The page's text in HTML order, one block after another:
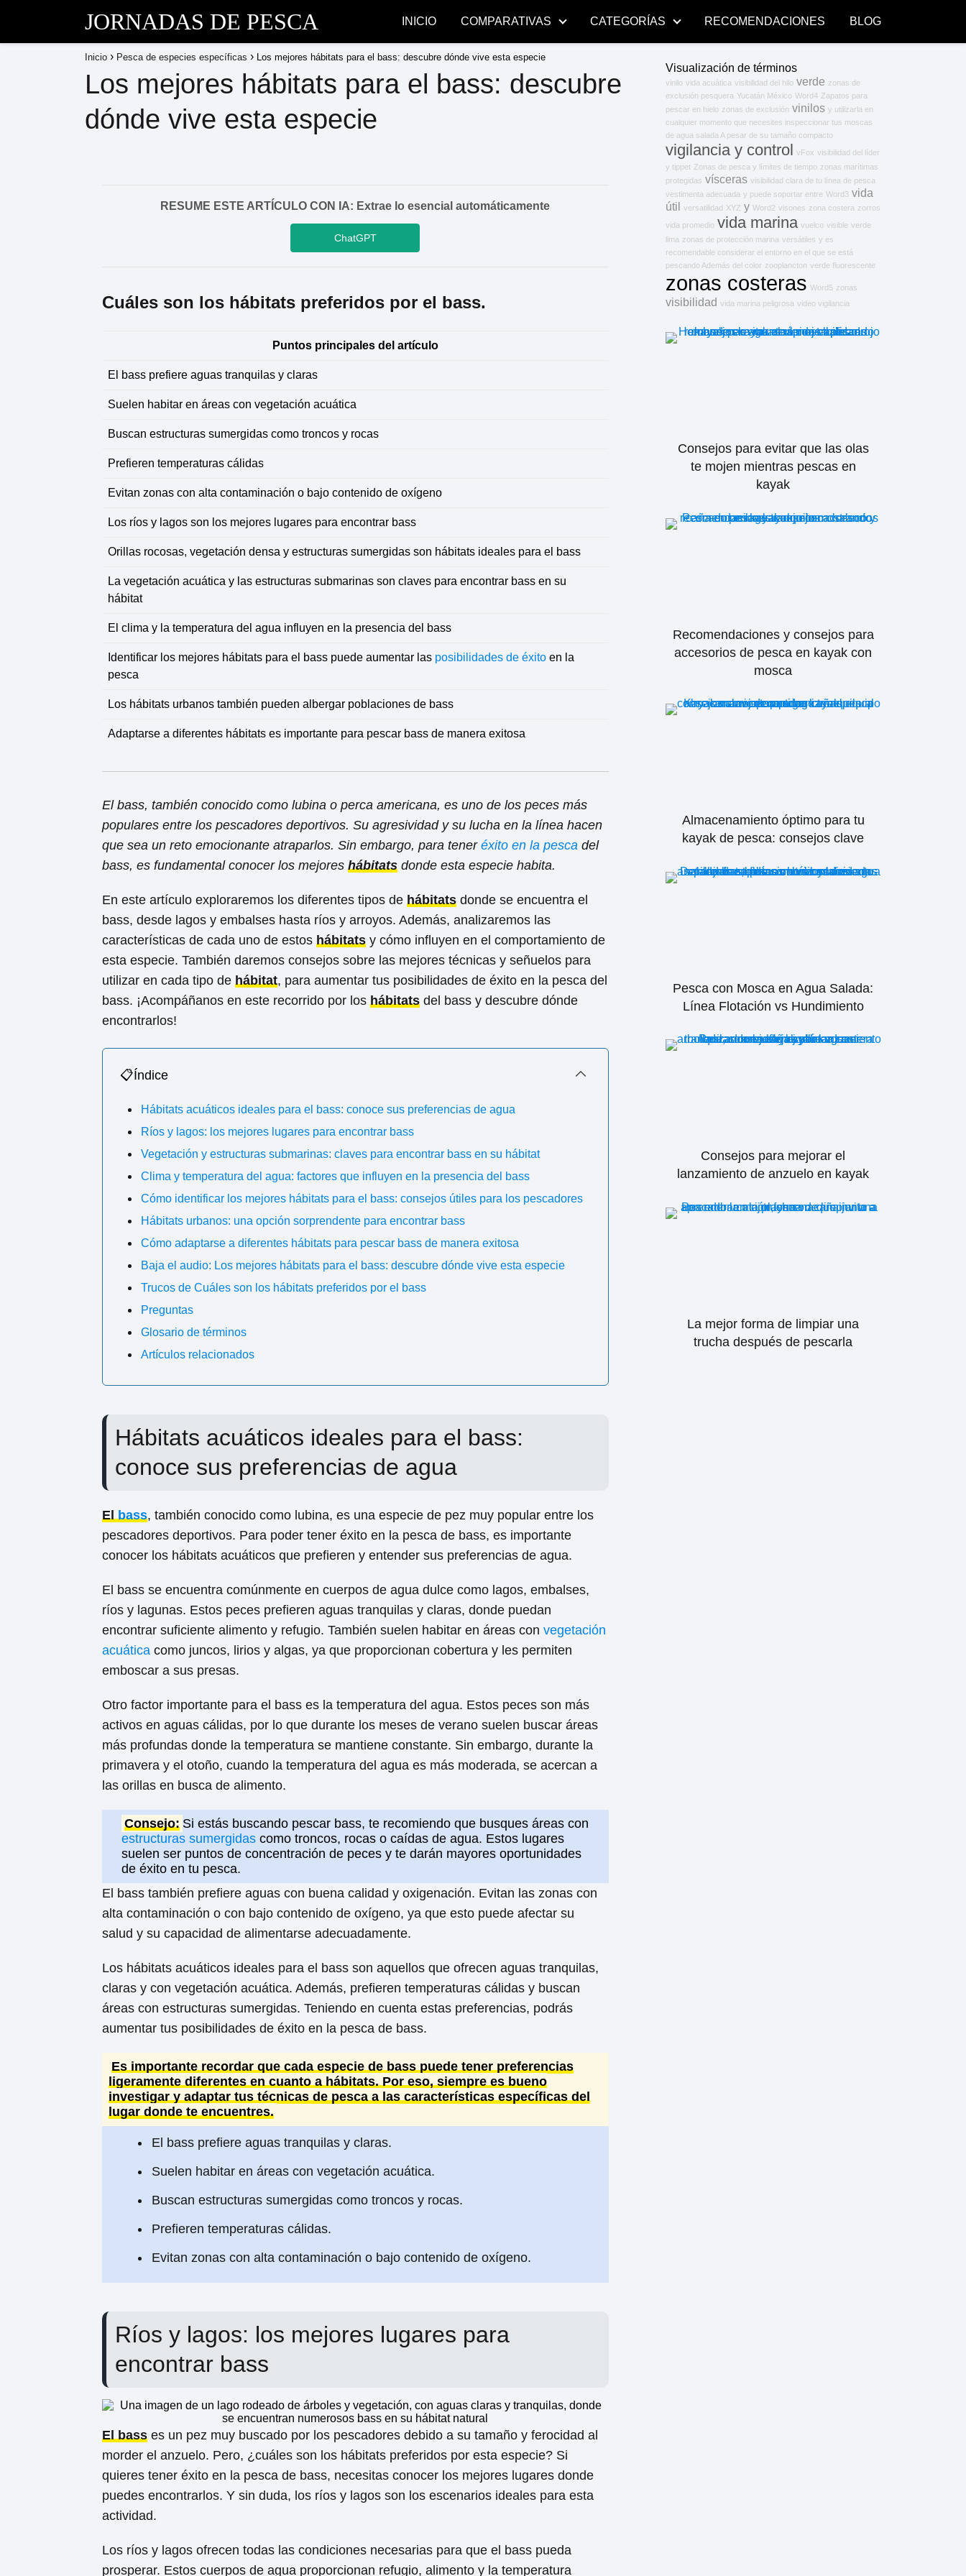
JORNADAS DE PESCA INICIO COMPARATIVAS CATEGORÍAS RECOMENDACIONES BLOG
Inicio Pesca de especies específicas Los mejores hábitats para el bass: descubre dónde vive esta especie
Los mejores hábitats para el bass: descubre
dónde vive esta especie
RESUME ESTE ARTÍCULO CON IA: Extrae lo esencial automáticamente
ChatGPT
Cuáles son los hábitats preferidos por el bass.
Puntos principales del artículo
El bass prefiere aguas tranquilas y claras
Suelen habitar en áreas con vegetación acuática
Buscan estructuras sumergidas como troncos y rocas
Prefieren temperaturas cálidas
Evitan zonas con alta contaminación o bajo contenido de oxígeno
Los ríos y lagos son los mejores lugares para encontrar bass
Orillas rocosas, vegetación densa y estructuras sumergidas son hábitats ideales para el bass
La vegetación acuática y las estructuras submarinas son claves para encontrar bass en su
hábitat
El clima y la temperatura del agua influyen en la presencia del bass
Identificar los mejores hábitats para el bass puede aumentar las posibilidades de éxito en la
pesca
Los hábitats urbanos también pueden albergar poblaciones de bass
Adaptarse a diferentes hábitats es importante para pescar bass de manera exitosa
El bass, también conocido como lubina o perca americana, es uno de los peces más
populares entre los pescadores deportivos. Su agresividad y su lucha en la línea hacen
que sea un reto emocionante atraparlos. Sin embargo, para tener éxito en la pesca del
bass, es fundamental conocer los mejores hábitats donde esta especie habita.
En este artículo exploraremos los diferentes tipos de hábitats donde se encuentra el
bass, desde lagos y embalses hasta ríos y arroyos. Además, analizaremos las
características de cada uno de estos hábitats y cómo influyen en el comportamiento de
esta especie. También daremos consejos sobre las mejores técnicas y señuelos para
utilizar en cada tipo de hábitat, para aumentar tus posibilidades de éxito en la pesca del
bass. ¡Acompáñanos en este recorrido por los hábitats del bass y descubre dónde
encontrarlos!
📋Índice
Hábitats acuáticos ideales para el bass: conoce sus preferencias de agua
Ríos y lagos: los mejores lugares para encontrar bass
Vegetación y estructuras submarinas: claves para encontrar bass en su hábitat
Clima y temperatura del agua: factores que influyen en la presencia del bass
Cómo identificar los mejores hábitats para el bass: consejos útiles para los pescadores
Hábitats urbanos: una opción sorprendente para encontrar bass
Cómo adaptarse a diferentes hábitats para pescar bass de manera exitosa
Baja el audio: Los mejores hábitats para el bass: descubre dónde vive esta especie
Trucos de Cuáles son los hábitats preferidos por el bass
Preguntas
Glosario de términos
Artículos relacionados
Hábitats acuáticos ideales para el bass:
conoce sus preferencias de agua
Elbass, también conocido como lubina, es una especie de pez muy popular entre los
pescadores deportivos. Para poder tener éxito en la pesca de bass, es importante
conocer los hábitats acuáticos que prefieren y entender sus preferencias de agua.
El bass se encuentra comúnmente en cuerpos de agua dulce como lagos, embalses,
ríos y lagunas. Estos peces prefieren aguas tranquilas y claras, donde puedan
encontrar suficiente alimento y refugio. También suelen habitar en áreas con vegetación
acuática como juncos, lirios y algas, ya que proporcionan cobertura y les permiten
emboscar a sus presas.
Otro factor importante para el bass es la temperatura del agua. Estos peces son más
activos en aguas cálidas, por lo que durante los meses de verano suelen buscar áreas
más profundas donde la temperatura se mantiene constante. Sin embargo, durante la
primavera y el otoño, cuando la temperatura del agua es más moderada, se acercan a
las orillas en busca de alimento.
Consejo: Si estás buscando pescar bass, te recomiendo que busques áreas con
estructuras sumergidascomo troncos, rocas o caídas de agua. Estos lugares
suelen ser puntos de concentración de peces y te darán mayores oportunidades
de éxito en tu pesca.
El bass también prefiere aguas con buena calidad y oxigenación. Evitan las zonas con
alta contaminación o con bajo contenido de oxígeno, ya que esto puede afectar su
salud y su capacidad de alimentarse adecuadamente.
Los hábitats acuáticos ideales para el bass son aquellos que ofrecen aguas tranquilas,
claras y con vegetación acuática. Además, prefieren temperaturas cálidas y buscan
áreas con estructuras sumergidas. Teniendo en cuenta estas preferencias, podrás
aumentar tus posibilidades de éxito en la pesca de bass.
Es importante recordar que cada especie de bass puede tener preferencias
ligeramente diferentes en cuanto a hábitats. Por eso, siempre es bueno
investigar y adaptar tus técnicas de pesca a las características específicas del
lugar donde te encuentres.
El bass prefiere aguas tranquilas y claras.
Suelen habitar en áreas con vegetación acuática.
Buscan estructuras sumergidas como troncos y rocas.
Prefieren temperaturas cálidas.
Evitan zonas con alta contaminación o bajo contenido de oxígeno.
Ríos y lagos: los mejores lugares para
encontrar bass
El bass es un pez muy buscado por los pescadores debido a su tamaño y ferocidad al
morder el anzuelo. Pero, ¿cuáles son los hábitats preferidos por esta especie? Si
quieres tener éxito en la pesca de bass, necesitas conocer los mejores lugares donde
puedes encontrarlos. Y sin duda, los ríos y lagos son los escenarios ideales para esta
actividad.
Los ríos y lagos ofrecen todas las condiciones necesarias para que el bass pueda
prosperar. Estos cuerpos de agua proporcionan refugio, alimento y la temperatura
Visualización de términos
vinilo vida acuática visibilidad del hilo verde zonas de
exclusión pesquera Yucatán México Word4 Zapatos para
pescar en hielo zonas de exclusión vinilos y utilizarla en
cualquier momento que necesites inspeccionar tus moscas
de agua salada A pesar de su tamaño compacto
vigilancia y control vFox visibilidad del líder
y tippet Zonas de pesca y límites de tiempo zonas marítimas
protegidas vísceras visibilidad clara de tu línea de pesca
vestimenta adecuada y puede soportar entre Word3 vida
útil versatilidad XYZ y Word2 visones zona costera zorros
vida promedio vida marina vuelco visible verde
lima zonas de protección marina versátiles y es
recomendable considerar el entorno en el que se está
pescando Además del color zooplancton verde fluorescente
zonas costeras Word5 zonas
visibilidad vida marina peligrosa video vigilancia
Consejos para evitar que las olas
te mojen mientras pescas en
kayak
Recomendaciones y consejos para
accesorios de pesca en kayak con
mosca
Almacenamiento óptimo para tu
kayak de pesca: consejos clave
Pesca con Mosca en Agua Salada:
Línea Flotación vs Hundimiento
Consejos para mejorar el
lanzamiento de anzuelo en kayak
La mejor forma de limpiar una
trucha después de pescarla